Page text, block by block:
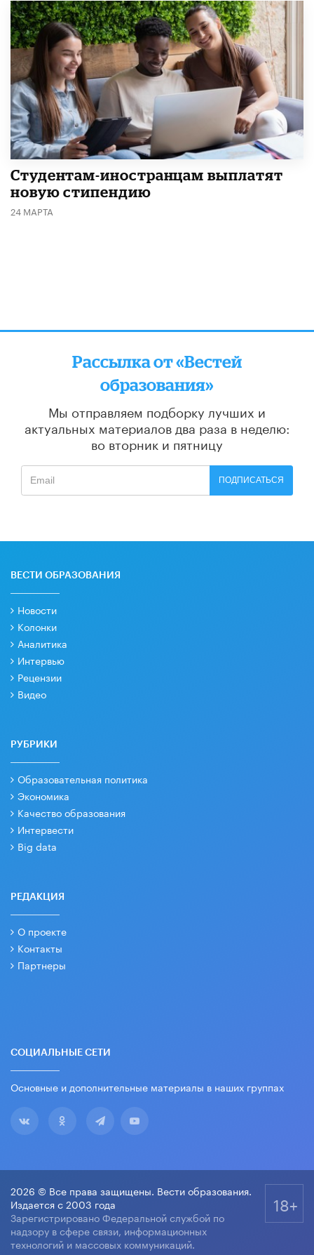
Студентам-иностранцам выплатят
новую стипендию
24 МАРТА
Рассылка от «Вестей
образования»
Мы отправляем подборку лучших и
актуальных материалов два раза в неделю:
во вторник и пятницу
ПОДПИСАТЬСЯ
ВЕСТИ ОБРАЗОВАНИЯ
Новости
Колонки
Аналитика
Интервью
Рецензии
Видео
РУБРИКИ
Образовательная политика
Экономика
Качество образования
Интервести
Big data
РЕДАКЦИЯ
О проекте
Контакты
Партнеры
СОЦИАЛЬНЫЕ СЕТИ
Основные и дополнительные материалы в наших группах
2026 © Все права защищены. Вести образования.
Издается с 2003 года
Зарегистрировано Федеральной службой по
надзору в сфере связи, информационных
технологий и массовых коммуникаций.
18+